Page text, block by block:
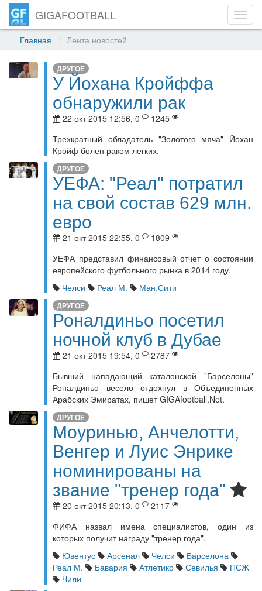
GIGAFOOTBALL
Главная Лента новостей
ДРУГОЕ
У Йохана Кройффа
обнаружили рак
22 окт 2015 12:56, 0
1245
Трехкратный обладатель "Золотого мяча" Йохан
Кройф болен раком легких.
ДРУГОЕ
УЕФА: "Реал" потратил
на свой состав 629 млн.
евро
21 окт 2015 22:55, 0
1809
УЕФА представил финансовый отчет о состоянии
европейского футбольного рынка в 2014 году.
Челси
Реал М. Ман.Сити
ДРУГОЕ
Роналдиньо посетил
ночной клуб в Дубае
21 окт 2015 19:54, 0
2787
Бывший нападающий каталонской "Барселоны"
Роналдиньо весело отдохнул в Объединенных
Арабских Эмиратах, пишет GIGAfootball.Net.
ДРУГОЕ
Моуринью, Анчелотти,
Венгер и Луис Энрике
номинированы на
звание "тренер года"
20 окт 2015 20:13, 0
2117
ФИФА назвал имена специалистов, один из
которых получит награду "тренер года".
Ювентус
Арсенал Челси
Барселона
Реал М.
Бавария Атлетико Севилья
ПСЖ
Чили